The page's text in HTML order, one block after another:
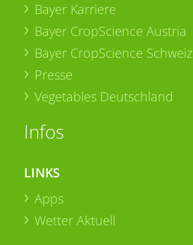
Bayer Karriere
Bayer CropScience Austria
Bayer CropScience Schweiz
Presse
Vegetables Deutschland
Infos
LINKS
Apps
Wetter Aktuell